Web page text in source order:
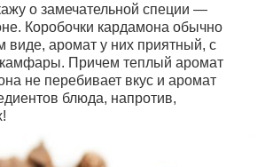
о замечательной специи —
Коробочки кардамона обычно
виде, аромат у них приятный, с
Причем теплый аромат
не перебивает вкус и аромат
блюда, напротив,